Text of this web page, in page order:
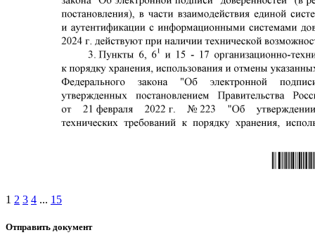
1 2 3 4 ... 15
Отправить документ